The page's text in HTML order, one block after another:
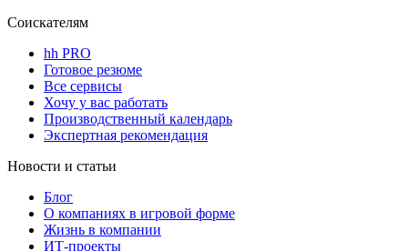
Соискателям
hh PRO
Готовое резюме
Все сервисы
Хочу у вас работать
Производственный календарь
Экспертная рекомендация
Новости и статьи
Блог
О компаниях в игровой форме
Жизнь в компании
ИТ-проекты